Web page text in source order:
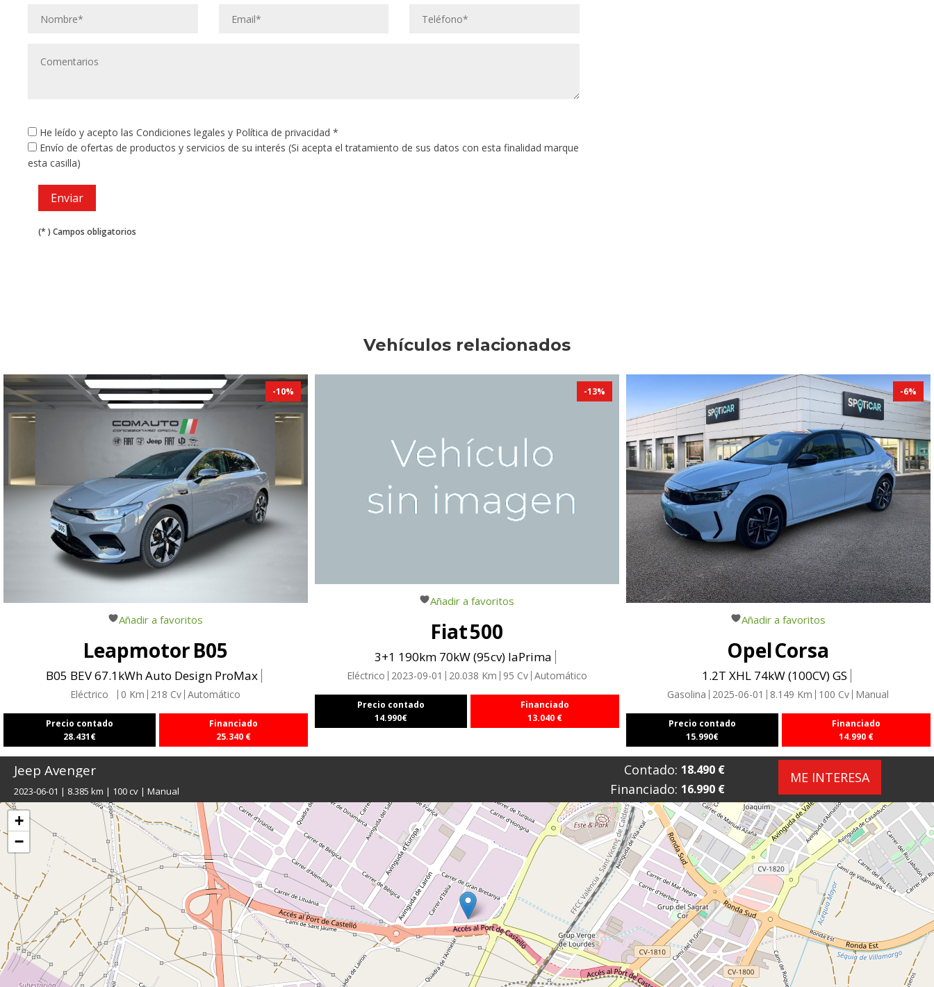
He leído y acepto las Condiciones legales y Política de privacidad *
Envío de ofertas de productos y servicios de su interés (Si acepta el tratamiento de sus datos con esta finalidad marque
esta casilla)
(* ) Campos obligatorios
Vehículos relacionados
-10%
Añadir a favoritos
LeapmotorB05
B05 BEV 67.1kWh Auto Design ProMax
Eléctrico 0 Km 218 Cv Automático
Precio contado
28.431€
Financiado
25.340 €
-13%
Añadir a favoritos
Fiat500
3+1 190km 70kW (95cv) laPrima
Eléctrico 2023-09-01 20.038 Km 95 Cv Automático
Precio contado
14.990€
Financiado
13.040 €
-6%
Añadir a favoritos
OpelCorsa
1.2T XHL 74kW (100CV) GS
Gasolina 2025-06-01 8.149 Km 100 Cv Manual
Precio contado
15.990€
Financiado
14.990€
Jeep Avenger
2023-06-01 | 8.385 km | 100 cv | Manual
Contado: 18.490 €
Financiado: 16.990 €
ME INTERESA
+
−